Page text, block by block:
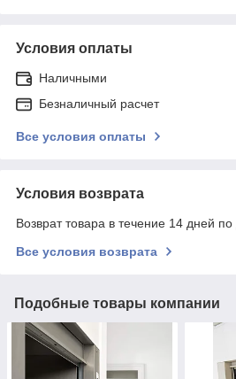
Условия оплаты
Наличными
Безналичный расчет
Все условия оплаты
Условия возврата
Возврат товара в течение 14 дней по
Все условия возврата
Подобные товары компании